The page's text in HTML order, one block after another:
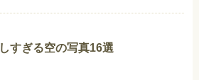
すぎる空の写真16選